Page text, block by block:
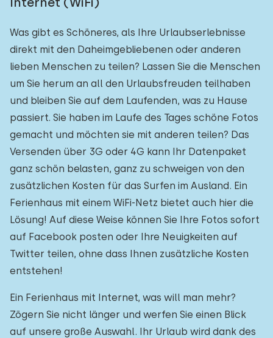
Was gibt es Schöneres, als Ihre Urlaubserlebnisse
direkt mit den Daheimgebliebenen oder anderen
lieben Menschen zu teilen? Lassen Sie die Menschen
um Sie herum an all den Urlaubsfreuden teilhaben
und bleiben Sie auf dem Laufenden, was zu Hause
passiert. Sie haben im Laufe des Tages schöne Fotos
gemacht und möchten sie mit anderen teilen? Das
Versenden über 3G oder 4G kann Ihr Datenpaket
ganz schön belasten, ganz zu schweigen von den
zusätzlichen Kosten für das Surfen im Ausland. Ein
Ferienhaus mit einem WiFi-Netz bietet auch hier die
Lösung! Auf diese Weise können Sie Ihre Fotos sofort
auf Facebook posten oder Ihre Neuigkeiten auf
Twitter teilen, ohne dass Ihnen zusätzliche Kosten
entstehen!
Ein Ferienhaus mit Internet, was will man mehr?
Zögern Sie nicht länger und werfen Sie einen Blick
auf unsere große Auswahl. Ihr Urlaub wird dank des